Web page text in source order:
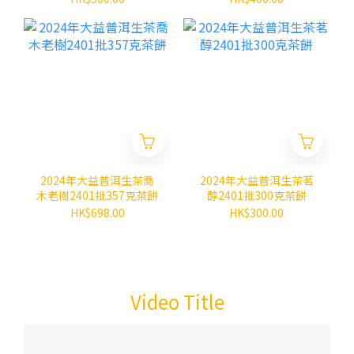
2024年大益普洱生茶喬
木老樹2401批357克茶餅
HK$698.00
2024年大益普洱生茶茗
醇2401批300克茶餅
HK$300.00
Video Title